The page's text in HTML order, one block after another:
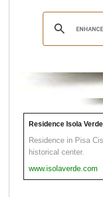
Residence Isola Verde
Residence in Pisa
historical center.
www.isolaverde.com